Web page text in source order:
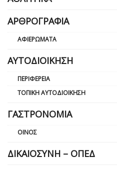
ΑΡΘΡΟΓΡΑΦΊΑ
ΑΦΙΕΡΏΜΑΤΑ
ΑΥΤΟΔΙΟΊΚΗΣΗ
ΠΕΡΙΦΈΡΕΙΑ
ΤΟΠΙΚΉ ΑΥΤΟΔΙΟΊΚΗΣΗ
ΓΑΣΤΡΟΝΟΜΊΑ
ΟΊΝΟΣ
ΔΙΚΑΙΟΣΎΝΗ – ΟΠΕΔ